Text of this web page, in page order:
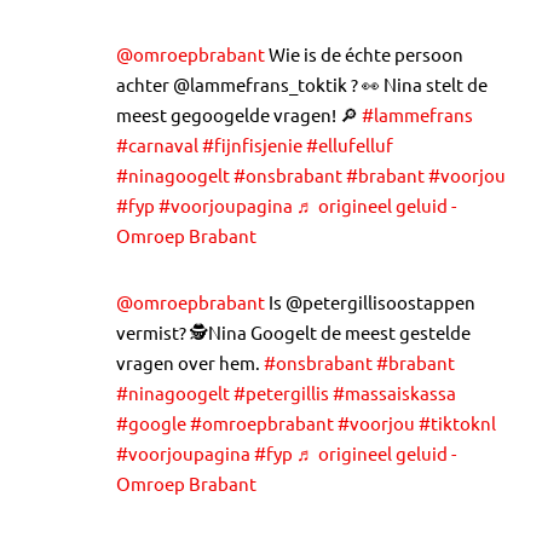
@omroepbrabantWie is de échte persoon
achter @lammefrans_toktik ? 👀 Nina stelt de
meest gegoogelde vragen! 🔎 #lammefrans
#carnaval #fijnfisjenie#ellufelluf
#ninagoogelt#onsbrabant#brabant#voorjou
#fyp #voorjoupagina ♬ origineel geluid -
Omroep Brabant
@omroepbrabant Is @petergillisoostappen
vermist? 🕵️Nina Googelt de meest gestelde
vragen over hem. #onsbrabant#brabant
#ninagoogelt#petergillis #massaiskassa
#google#omroepbrabant#voorjou #tiktoknl
#voorjoupagina #fyp ♬ origineel geluid -
Omroep Brabant